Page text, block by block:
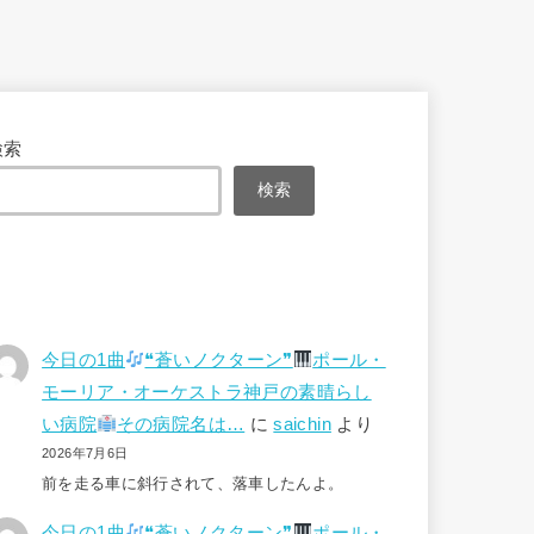
索
検索
今日の1曲 ❝蒼いノクターン❞
ポール・
モーリア・オーケストラ神戸の素晴らし
い病院
その病院名は… にsaichinより
2026年7月6日
前を走る車に斜行されて、落車したんよ。